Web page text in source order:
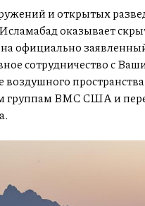
и открытых
оказывает
официально
сотрудничество с
группам ВМС США и